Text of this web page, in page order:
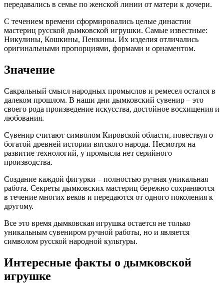
передавались в семье по женской линии от матери к дочери.
С течением времени сформировались целые династии
мастериц русской дымковской игрушки. Самые известные:
Никулины, Кошкины, Пенкины. Их изделия отличались
оригинальными пропорциями, формами и орнаментом.
Значение
Сакральный смысл народных промыслов и ремесел остался в
далеком прошлом. В наши дни дымковский сувенир – это
своего рода произведение искусства, достойное восхищения и
любования.
Сувенир считают символом Кировской области, повествуя о
богатой древней истории вятского народа. Несмотря на
развитие технологий, у промысла нет серийного
производства.
Создание каждой фигурки – полностью ручная уникальная
работа. Секреты дымковских мастериц бережно сохраняются
в течение многих веков и передаются от одного поколения к
другому.
Все это время дымковская игрушка остается не только
уникальным сувениром ручной работы, но и является
символом русской народной культуры.
Интересные факты о дымковской
игрушке